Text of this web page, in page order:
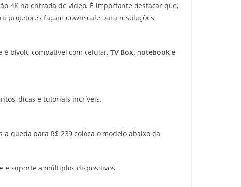
4K na entrada de vídeo. É importante destacar que,
projetores façam downscale para resoluções
é bivolt, compatível com celular, TV Box, notebook e
dicas e tutoriais incríveis.
queda para R$ 239 coloca o modelo abaixo da
e suporte a múltiplos dispositivos.